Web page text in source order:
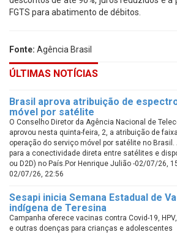
FGTS para abatimento de débitos.
Fonte: Agência Brasil
ÚLTIMAS NOTÍCIAS
Brasil aprova atribuição de
móvel por satélite
O Conselho Diretor da Agência Nacional de
aprovou nesta quinta-feira, 2, a atribuição de
operação do serviço móvel por satélite no
para a conectividade direta entre satélites e
ou D2D) no País.Por Henrique Julião -02/07/26,
02/07/26, 22:56
Sesapi inicia Semana Estadual de
indígena de Teresina
Campanha oferece vacinas contra Covid-19,
e outras doenças para crianças e adolescentes